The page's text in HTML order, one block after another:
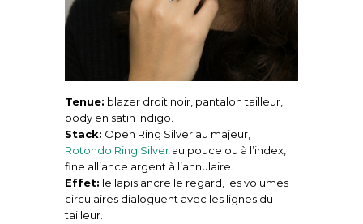
Tenue: blazer droit noir, pantalon tailleur,
body en satin indigo.
Stack: Open Ring Silver au majeur,
Rotondo Ring Silver au pouce ou à l’index,
fine alliance argent à l’annulaire.
Effet: le lapis ancre le regard, les volumes
circulaires dialoguent avec les lignes du
tailleur.